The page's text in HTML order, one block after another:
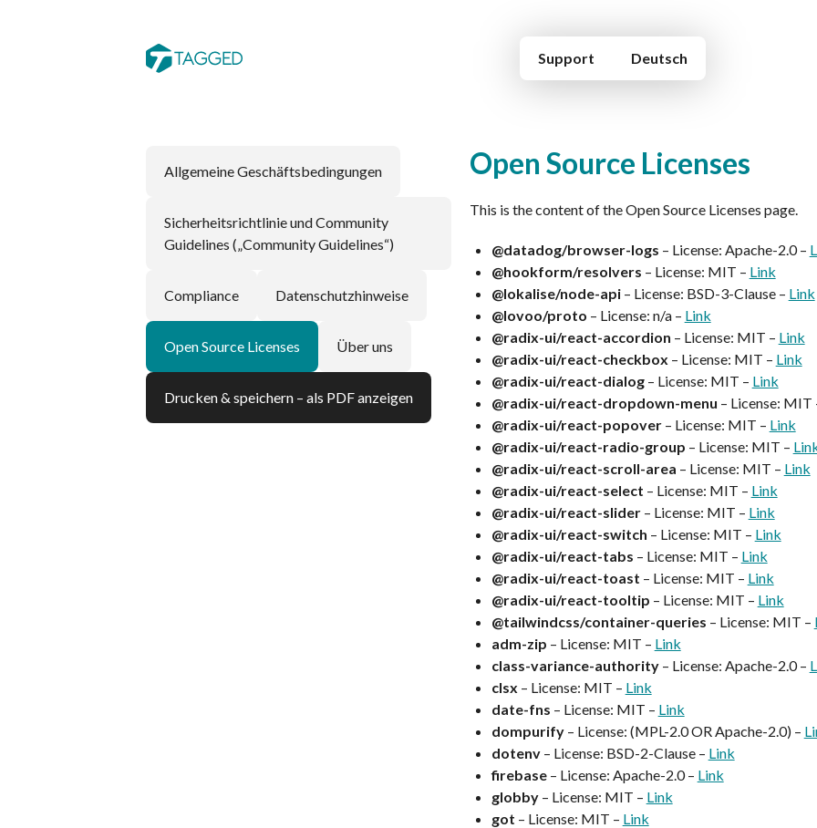
Support Deutsch
Allgemeine Geschäftsbedingungen
Sicherheitsrichtlinie und Community
Guidelines („Community Guidelines“)
Compliance Datenschutzhinweise
Open Source Licenses Über uns
Drucken & speichern – als PDF anzeigen
Open Source Licenses
This is the content of the Open Source Licenses page.
@datadog/browser-logs – License: Apache-2.0 –
@hookform/resolvers – License: MIT – Link
@lokalise/node-api– License: BSD-3-Clause – Link
@lovoo/proto – License: n/a – Link
@radix-ui/react-accordion – License: MIT – Link
@radix-ui/react-checkbox – License: MIT – Link
@radix-ui/react-dialog– License: MIT – Link
@radix-ui/react-dropdown-menu – License: MIT
@radix-ui/react-popover– License: MIT – Link
@radix-ui/react-radio-group – License: MIT –
@radix-ui/react-scroll-area – License: MIT – Link
@radix-ui/react-select – License: MIT – Link
@radix-ui/react-slider– License: MIT – Link
@radix-ui/react-switch – License: MIT – Link
@radix-ui/react-tabs – License: MIT – Link
@radix-ui/react-toast – License: MIT – Link
@radix-ui/react-tooltip – License: MIT – Link
@tailwindcss/container-queries – License: MIT –
adm-zip – License: MIT – Link
class-variance-authority– License: Apache-2.0 –
clsx – License: MIT – Link
date-fns – License: MIT – Link
dompurify– License: (MPL-2.0 OR Apache-2.0) –
dotenv– License: BSD-2-Clause – Link
firebase– License: Apache-2.0 – Link
globby– License: MIT – Link
got – License: MIT – Link